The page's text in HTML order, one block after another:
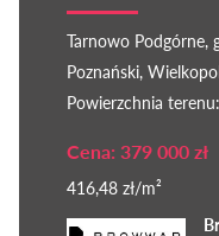
Tarnowo Podgórne,
Poznański,
Powierzchnia
Cena: 379 000 zł
416,48 zł/m²